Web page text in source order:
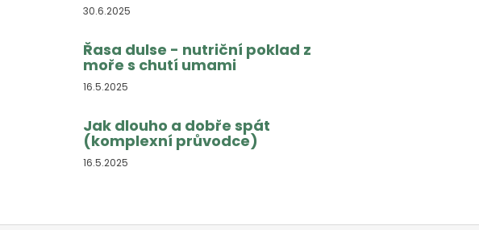
30.6.2025
Řasa dulse - nutriční poklad z
moře s chutí umami
16.5.2025
Jak dlouho a dobře spát
(komplexní průvodce)
16.5.2025